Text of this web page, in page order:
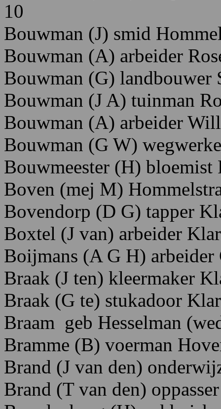
10
Bouwman (J) smid
Bouwman (A) arbeider
Bouwman (G) landbouwer
Bouwman (J A) tuinman
Bouwman (A) arbeider
Bouwman (G W)
Bouwmeester (H) bloemist
Boven (mej M)
Bovendorp (D G) tapper K
Boxtel (J van) arbeider
Boijmans (A G H) arbeider
Braak (J ten) kleermaker K
Braak (G te) stukadoor
Braam geb Hesselman
Bramme (B) voerman H
Brand (J van den)
Brand (T van den)